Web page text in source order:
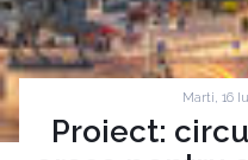
Marti, 16
Proiect: